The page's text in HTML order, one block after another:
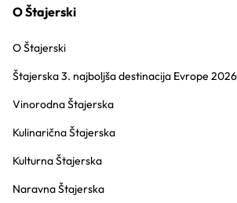
O Štajerski
O Štajerski
Štajerska 3. najboljša destinacija Evrope 2026
Vinorodna Štajerska
Kulinarična Štajerska
Kulturna Štajerska
Naravna Štajerska